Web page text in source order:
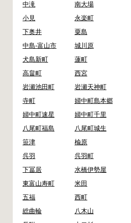
中滝
南大場
小見
永楽町
下奥井
粟島
中島-富山市
城川原
犬島新町
蓮町
高畠町
西宮
岩瀬池田町
岩瀬天神町
寺町
婦中町島本郷
婦中町速星
婦中町千里
八尾町福島
八尾町城生
笹津
楡原
呉羽
呉羽町
下冨居
水橋伊勢屋
東富山寿町
米田
五福
西町
総曲輪
八木山